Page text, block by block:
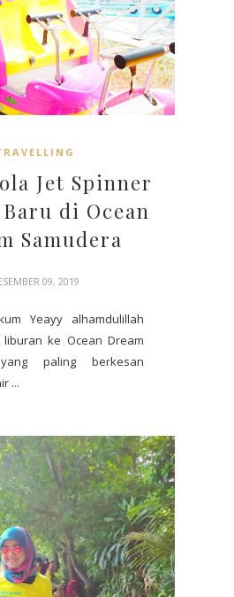
Jet Spinner
Baru di Ocean
Samudera
09, 2019
Yeayy alhamdulillah
ke Ocean Dream
paling berkesan
...